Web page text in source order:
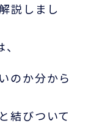
説しまし
のか分から
結びついて